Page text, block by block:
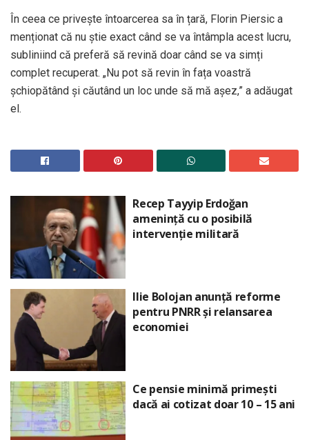
În ceea ce privește întoarcerea sa în țară, Florin Piersic a
menționat că nu știe exact când se va întâmpla acest lucru,
subliniind că preferă să revină doar când se va simți
complet recuperat. „Nu pot să revin în fața voastră
șchiopătând și căutând un loc unde să mă așez,” a adăugat
el.
Recep Tayyip Erdoğan
amenință cu o posibilă
intervenție militară
Ilie Bolojan anunță reforme
pentru PNRR și relansarea
economiei
Ce pensie minimă primești
dacă ai cotizat doar 10 – 15 ani